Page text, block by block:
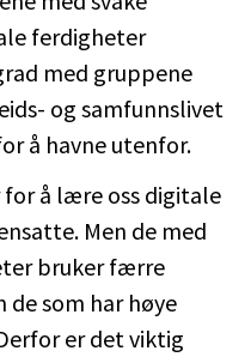
ferdigheter
med gruppene
og samfunnslivet
å havne utenfor.
å lære oss digitale
Men de med
bruker færre
som har høye
er det viktig